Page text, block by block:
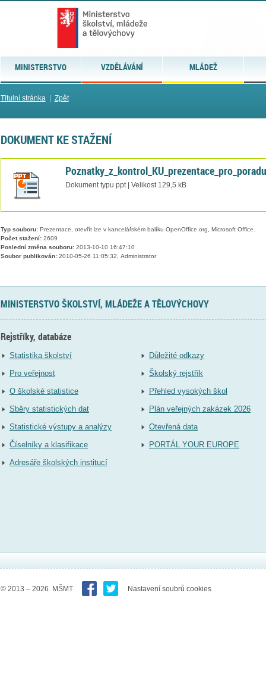
MINISTERSTVO VZDĚLÁVÁNÍ MLÁDEŽ
Titulní stránka| Zpět
DOKUMENT KE STAŽENÍ
Dokument typu ppt | Velikost 129,5 kB
Typ souboru:Prezentace, otevřít lze v kancelářském balíku OpenOffice.org, Microsoft Office.
Počet stažení:2609
Poslední změna souboru:2013-10-10 16:47:10
Soubor publikován:2010-05-26 11:05:32, Administrator
MINISTERSTVO ŠKOLSTVÍ, MLÁDEŽE A TĚLOVÝCHOVY
Rejstříky, databáze
Statistika školství
Pro veřejnost
O školské statistice
Sběry statistických dat
Statistické výstupy a analýzy
Číselníky a klasifikace
Adresáře školských institucí
Důležité odkazy
Školský rejstřík
Přehled vysokých škol
Plán veřejných zakázek 2026
Otevřená data
PORTÁL YOUR EUROPE
© 2013 – 2026 MŠMT Nastavení soubrů cookies